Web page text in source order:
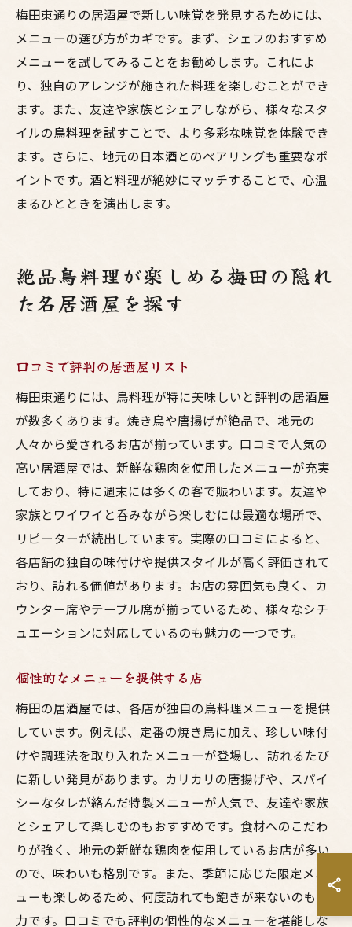
梅田東通りの居酒屋で新しい味覚を発見するためには、
メニューの選び方がカギです。まず、シェフのおすすめ
メニューを試してみることをお勧めします。これによ
り、独自のアレンジが施された料理を楽しむことができ
ます。また、友達や家族とシェアしながら、様々なスタ
イルの鳥料理を試すことで、より多彩な味覚を体験でき
ます。さらに、地元の日本酒とのペアリングも重要なポ
イントです。酒と料理が絶妙にマッチすることで、心温
まるひとときを演出します。
絶品鳥料理が楽しめる梅田の隠れ
た名居酒屋を探す
口コミで評判の居酒屋リスト
梅田東通りには、鳥料理が特に美味しいと評判の居酒屋
が数多くあります。焼き鳥や唐揚げが絶品で、地元の
人々から愛されるお店が揃っています。口コミで人気の
高い居酒屋では、新鮮な鶏肉を使用したメニューが充実
しており、特に週末には多くの客で賑わいます。友達や
家族とワイワイと呑みながら楽しむには最適な場所で、
リピーターが続出しています。実際の口コミによると、
各店舗の独自の味付けや提供スタイルが高く評価されて
おり、訪れる価値があります。お店の雰囲気も良く、カ
ウンター席やテーブル席が揃っているため、様々なシチ
ュエーションに対応しているのも魅力の一つです。
個性的なメニューを提供する店
梅田の居酒屋では、各店が独自の鳥料理メニューを提供
しています。例えば、定番の焼き鳥に加え、珍しい味付
けや調理法を取り入れたメニューが登場し、訪れるたび
に新しい発見があります。カリカリの唐揚げや、スパイ
シーなタレが絡んだ特製メニューが人気で、友達や家族
とシェアして楽しむのもおすすめです。食材へのこだわ
りが強く、地元の新鮮な鶏肉を使用しているお店が多い
ので、味わいも格別です。また、季節に応じた限定メニ
ューも楽しめるため、何度訪れても飽きが来ないのも魅
力です。口コミでも評判の個性的なメニューを堪能しな